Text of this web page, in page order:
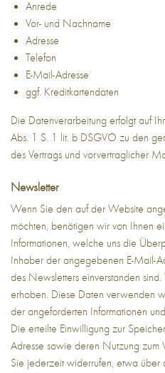
Anrede
Vor- und Nachname
Adresse
Telefon
E-Mail-Adresse
ggf. Kreditkartendaten
Die Datenverarbeitung erfolgt auf
Abs. 1 S. 1 lit. b DSGVO zu den
des Vertrags und vorvertraglicher
Newsletter
Wenn Sie den auf der Website
möchten, benötigen wir von Ihnen
Informationen, welche uns die
Inhaber der angegebenen E-Mail-
des Newsletters einverstanden
erhoben. Diese Daten verwenden
der angeforderten Informationen
Die erteilte Einwilligung zur
Adresse sowie deren Nutzung zum
Sie jederzeit widerrufen, etwa über